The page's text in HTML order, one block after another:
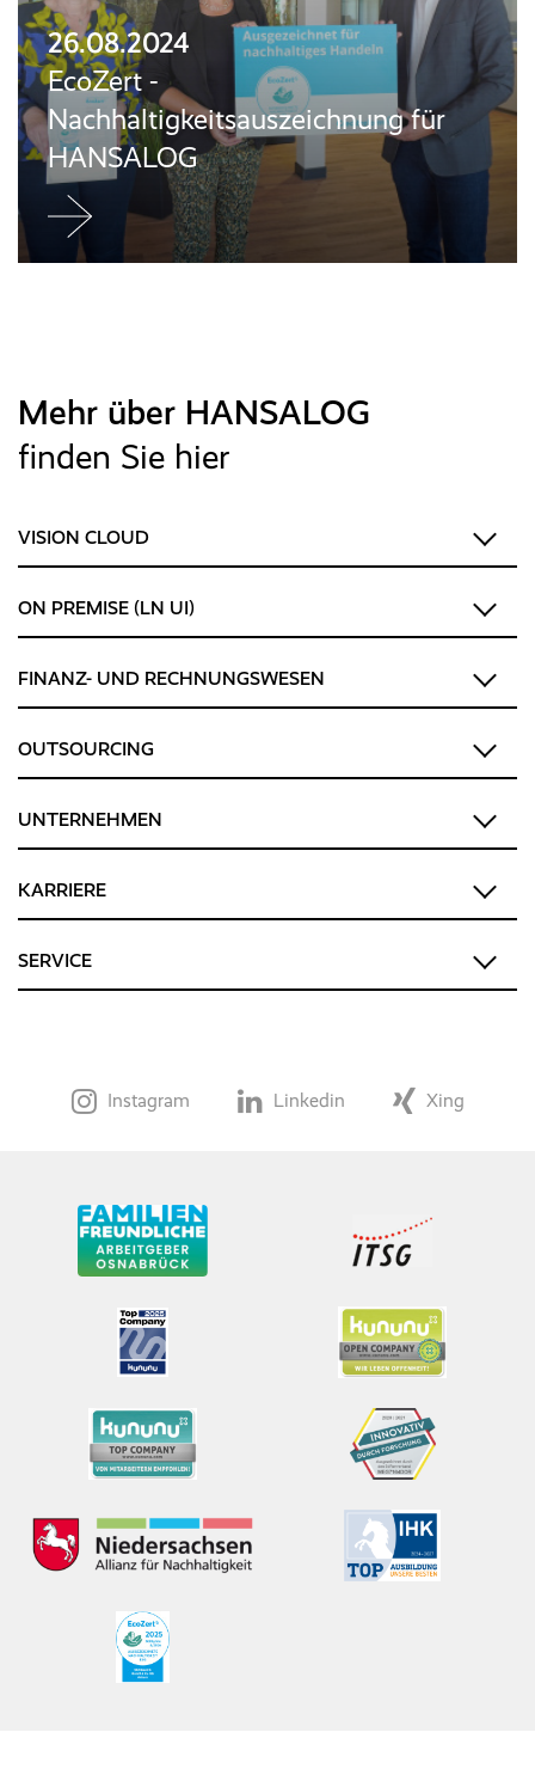
26.08.2024
EcoZert -
Nachhaltigkeitsauszeichnung für
HANSALOG
Jetzt
weiterlesen
Mehr über HANSALOG
finden Sie hier
VISION CLOUD
ON PREMISE (LN UI)
FINANZ- UND RECHNUNGSWESEN
OUTSOURCING
UNTERNEHMEN
KARRIERE
SERVICE
Instagram Linkedin Xing